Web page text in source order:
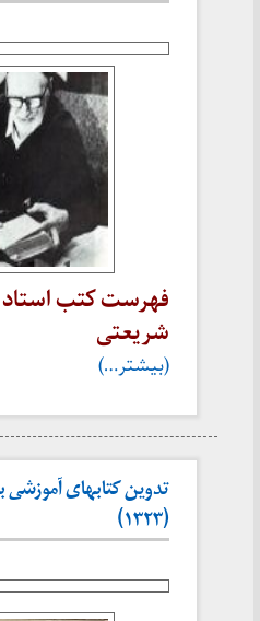
فهرست کتب
شریعتی
(بیشتر…)
تدوین کتابهای آموزشی
(۱۳۲۳)